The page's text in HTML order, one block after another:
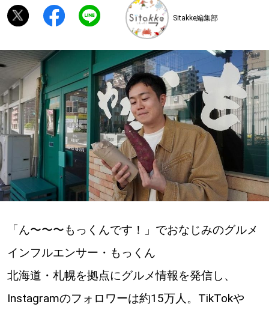
育む
深める
ゆるむ
SitakkeTV
LOCAL ローカルエリア
all
道北
道南
Sitakke編集部
「ん〜〜〜もっくんです！」でおなじみのグルメ
インフルエンサー・もっくん
北海道・札幌を拠点にグルメ情報を発信し、
Instagramのフォロワーは約15万人。TikTokや